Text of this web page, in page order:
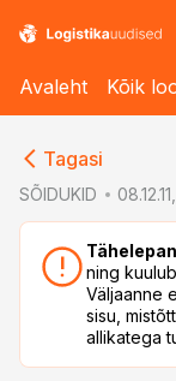
Avaleht Kõik
Tagasi
SÕIDUKID
ning
Väljaanne
sisu,
allikatega